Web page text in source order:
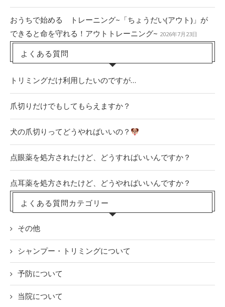
おうちで始める トレーニング~「ちょうだい(アウト)」が
できると命を守れる！アウトトレーニング~ 2026年7月23日
よくある質問
トリミングだけ利用したいのですが…
爪切りだけでもしてもらえますか？
犬の爪切りってどうやればいいの？
点眼薬を処方されたけど、どうすればいいんですか？
点耳薬を処方されたけど、どうやればいいんですか？
よくある質問カテゴリー
その他
シャンプー・トリミングについて
予防について
当院について